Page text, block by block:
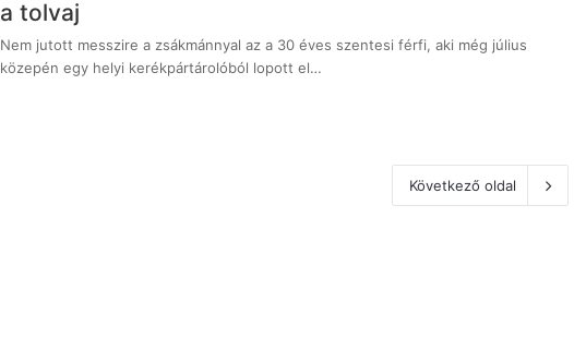
a tolvaj
Nem jutott messzire a zsákmánnyal az a 30 éves szentesi férfi, aki még július
közepén egy helyi kerékpártárolóból lopott el…
Következő oldal